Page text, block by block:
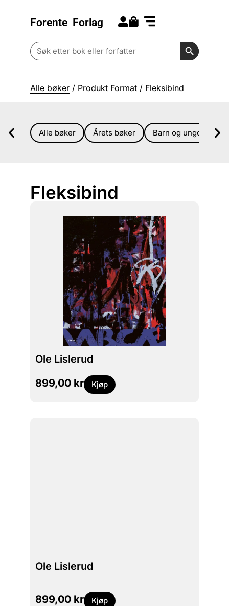
Forente Forlag
Search
for:
Search
Alle bøker / Produkt Format / Fleksibind
Alle bøker Årets bøker Barn og ungdom
Fleksibind
Ole Lislerud
899,00 kr Kjøp
Ole Lislerud
899,00 kr Kjøp